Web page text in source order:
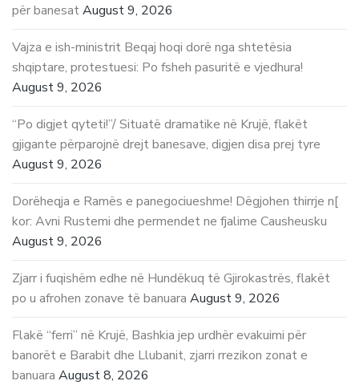
për banesatAugust 9, 2026
Vajza e ish-ministrit Beqaj hoqi dorë nga shtetësia
shqiptare, protestuesi: Po fsheh pasuritë e vjedhura!
August 9, 2026
“Po digjet qyteti!”/ Situatë dramatike në Krujë, flakët
gjigante përparojnë drejt banesave, digjen disa prej tyre
August 9, 2026
Dorëheqja e Ramës e panegociueshme! Dëgjohen thirrje n[
kor: Avni Rustemi dhe permendet ne fjalime Causheusku
August 9, 2026
Zjarr i fuqishëm edhe në Hundëkuq të Gjirokastrës, flakët
po u afrohen zonave të banuara August 9, 2026
Flakë “ferri” në Krujë, Bashkia jep urdhër evakuimi për
banorët e Barabit dhe Llubanit, zjarri rrezikon zonat e
banuara August 8, 2026